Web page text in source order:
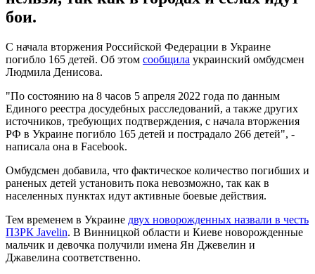
бои.
С начала вторжения Российской Федерации в Украине
погибло 165 детей. Об этом сообщила украинский омбудсмен
Людмила Денисова.
"По состоянию на 8 часов 5 апреля 2022 года по данным
Единого реестра досудебных расследований, а также других
источников, требующих подтверждения, с начала вторжения
РФ в Украине погибло 165 детей и пострадало 266 детей", -
написала она в Facebook.
Омбудсмен добавила, что фактическое количество погибших и
раненых детей установить пока невозможно, так как в
населенных пунктах идут активные боевые действия.
Тем временем в Украине двух новорожденных назвали в честь
ПЗРК Javelin. В Винницкой области и Киеве новорожденные
мальчик и девочка получили имена Ян Джевелин и
Джавелина соответственно.